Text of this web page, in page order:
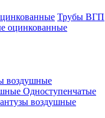
Трубы ВГП
оцинкованные
воздушные
Одноступенчатые
воздушные